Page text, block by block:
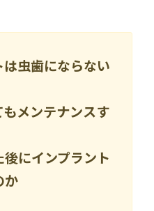
虫歯にならない
メンテナンスす
にインプラント
か